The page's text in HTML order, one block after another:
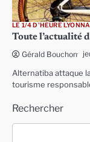
LE 1/4 D'HEURE
Toute l’actualité
Gérald Bouchon
Alternatiba attaque
tourisme
Rechercher